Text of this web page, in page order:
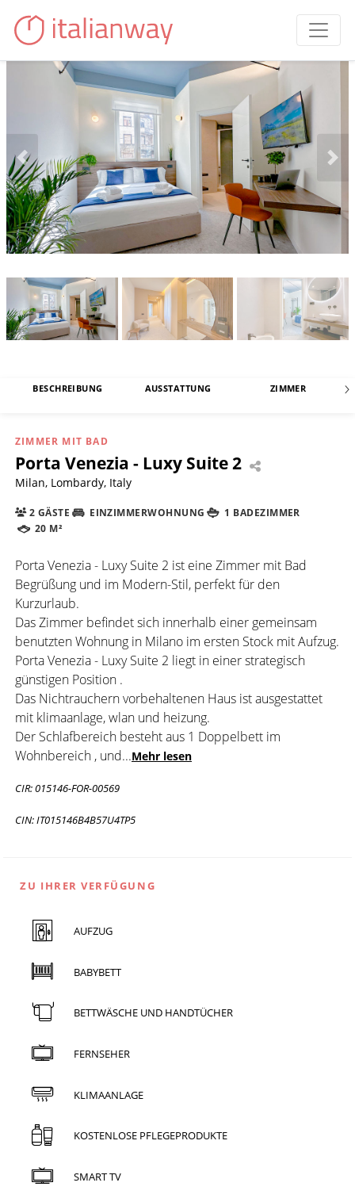
BESCHREIBUNG AUSSTATTUNG ZIMMER
ZIMMER MIT BAD
Porta Venezia - Luxy Suite 2
Milan, Lombardy, Italy
2 GÄSTE EINZIMMERWOHNUNG
1 BADEZIMMER
20 M²
Porta Venezia - Luxy Suite 2 ist eine Zimmer mit Bad
Begrüßung und im Modern-Stil, perfekt für den
Kurzurlaub.
Das Zimmer befindet sich innerhalb einer gemeinsam
benutzten Wohnung in Milano im ersten Stock mit Aufzug.
Porta Venezia - Luxy Suite 2 liegt in einer strategisch
günstigen Position .
Das Nichtrauchern vorbehaltenen Haus ist ausgestattet
mit klimaanlage, wlan und heizung.
Der Schlafbereich besteht aus 1 Doppelbett im
Wohnbereich , und...Mehr lesen
CIR: 015146-FOR-00569
CIN: IT015146B4B57U4TP5
ZU IHRER VERFÜGUNG
AUFZUG
BABYBETT
BETTWÄSCHE UND HANDTÜCHER
FERNSEHER
KLIMAANLAGE
KOSTENLOSE PFLEGEPRODUKTE
SMART TV